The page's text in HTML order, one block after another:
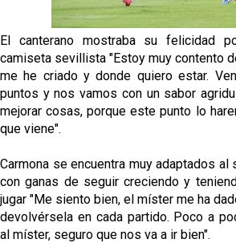
Juanlu de vuelta a Sevilla para
Premier
El Granada negocia con el Sevilla
Flores
El Sevilla continúa con despidos y
oferta de 420 millones por el club
El Sevilla mueve ficha por Robbie
para el ataque nervionense
El canterano mostraba su felicidad
camiseta sevillista "Estoy muy contento
me he criado y donde quiero estar.
puntos y nos vamos con un sabor
mejorar cosas, porque este punto lo
que viene".
Carmona se encuentra muy adaptados
con ganas de seguir creciendo y
jugar "Me siento bien, el míster me ha
devolvérsela en cada partido. Poco a
al míster, seguro que nos va a ir bien".